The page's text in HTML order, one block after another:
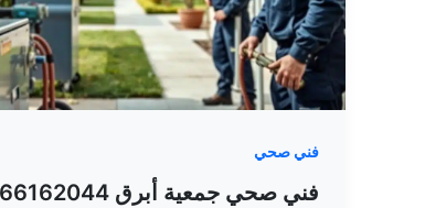
فني صحي
فني صحي جمعية أبرق 66162044